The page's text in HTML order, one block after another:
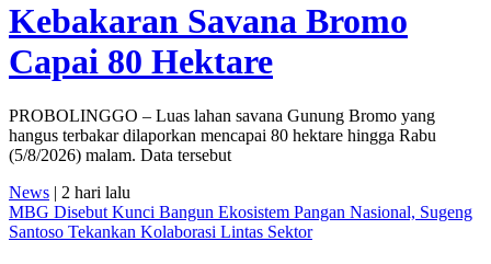
Kebakaran Savana Bromo
Capai 80 Hektare
PROBOLINGGO – Luas lahan savana Gunung Bromo yang
hangus terbakar dilaporkan mencapai 80 hektare hingga Rabu
(5/8/2026) malam. Data tersebut
News | 2 hari lalu
MBG Disebut Kunci Bangun Ekosistem Pangan Nasional, Sugeng
Santoso Tekankan Kolaborasi Lintas Sektor